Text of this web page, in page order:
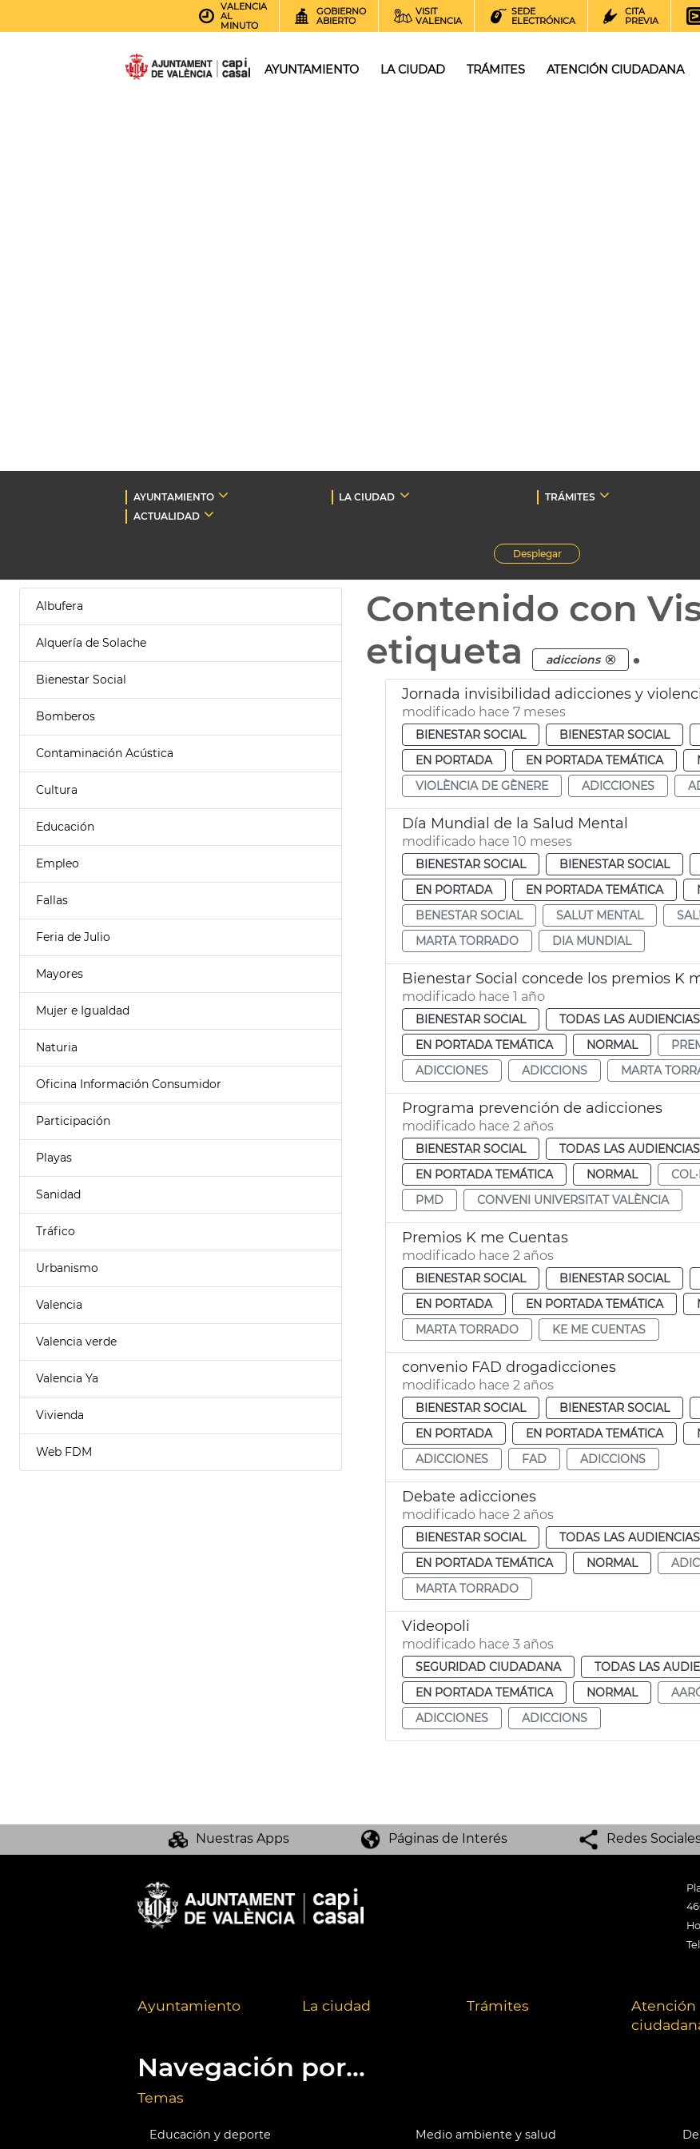
VALENCIA
AL
MINUTO
GOBIERNO
ABIERTO
VISIT
VALENCIA
SEDE
ELECTRÓNICA
CITA
PREVIA
AYUNTAMIENTO LA CIUDAD TRÁMITES ATENCIÓN CIUDADANA
AYUNTAMIENTO LA CIUDAD TRÁMITES
ACTUALIDAD
Desplegar
Albufera
Alquería de Solache
Bienestar Social
Bomberos
Contaminación Acústica
Cultura
Educación
Empleo
Fallas
Feria de Julio
Mayores
Mujer e Igualdad
Naturia
Oficina Información Consumidor
Participación
Playas
Sanidad
Tráfico
Urbanismo
Valencia
Valencia verde
Valencia Ya
Vivienda
Web FDM
Contenido con
etiqueta
adiccions .
Jornada invisibilidad adicciones y
modificado hace 7 meses
BIENESTAR SOCIAL BIENESTAR SOCIAL
EN PORTADA
EN PORTADA TEMÁTICA
VIOLÈNCIA DE GÈNERE
ADICCIONES
Día Mundial de la Salud Mental
modificado hace 10 meses
BIENESTAR SOCIAL BIENESTAR SOCIAL
EN PORTADA
EN PORTADA TEMÁTICA
BENESTAR SOCIAL
SALUT MENTAL
MARTA TORRADO
DIA MUNDIAL
Bienestar Social concede los premios K
modificado hace 1 año
BIENESTAR SOCIAL TODAS LAS AUDIENCIAS
EN PORTADA TEMÁTICA
NORMAL
ADICCIONES
ADICCIONS MARTA
Programa prevención de adicciones
modificado hace 2 años
BIENESTAR SOCIAL TODAS LAS AUDIENCIAS
EN PORTADA TEMÁTICA
NORMAL
PMD
CONVENI UNIVERSITAT VALÈNCIA
Premios K me Cuentas
modificado hace 2 años
BIENESTAR SOCIAL BIENESTAR SOCIAL
EN PORTADA
EN PORTADA TEMÁTICA
MARTA TORRADO
KE ME CUENTAS
convenio FAD drogadicciones
modificado hace 2 años
BIENESTAR SOCIAL BIENESTAR SOCIAL
EN PORTADA
EN PORTADA TEMÁTICA
ADICCIONES
FAD ADICCIONS
Debate adicciones
modificado hace 2 años
BIENESTAR SOCIAL TODAS LAS AUDIENCIAS
EN PORTADA TEMÁTICA
NORMAL
MARTA TORRADO
Videopoli
modificado hace 3 años
SEGURIDAD CIUDADANA TODAS LAS
EN PORTADA TEMÁTICA
NORMAL
ADICCIONES
ADICCIONS
Nuestras Apps Páginas de Interés Redes
Ayuntamiento La ciudad Trámites
Atención
Navegación por...
Temas
Educación y deporte Medio ambiente y salud